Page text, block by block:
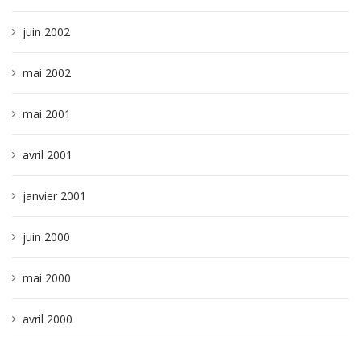
juin 2002
mai 2002
mai 2001
avril 2001
janvier 2001
juin 2000
mai 2000
avril 2000